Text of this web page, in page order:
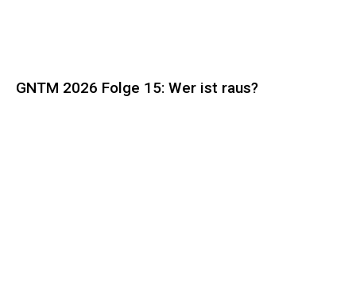
GNTM 2026 Folge 15: Wer ist raus?